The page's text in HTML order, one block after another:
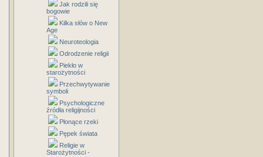
Jak rodzili się
bogowie
Kilka słów o New
Age
Neuroteologia
Odrodzenie religii
Piekło w
starożytności
Przechwytywanie
symboli
Psychologiczne
źródła religijności
Płonące rzeki
Pępek świata
Religie w
Starożytności -